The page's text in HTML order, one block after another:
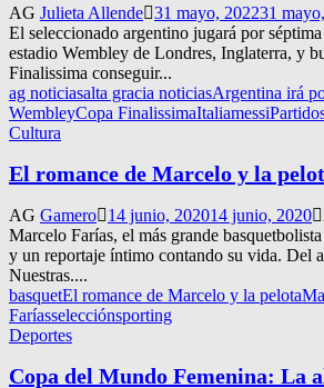
AG Julieta Allende 31 mayo, 202231
El seleccionado argentino jugará por
estadio Wembley de Londres, Inglaterra, y
Finalissima conseguir...
ag noticiasalta gracia noticiasArgentina irá
WembleyCopa FinalissimaItaliamessiPartido
Cultura
El romance de Marcelo y la
AG Gamero 14 junio, 202014 junio, 2020
Marcelo Farías, el más grande
y un reportaje íntimo contando su vida. Del
Nuestras....
basquetEl romance de Marcelo y la pelota
Faríasselecciónsporting
Deportes
Copa del Mundo Femenina: La